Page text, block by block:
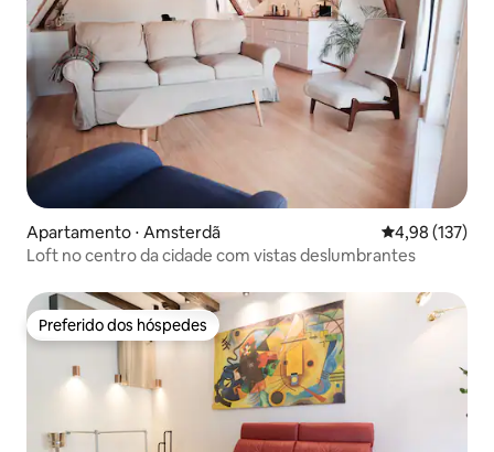
Apartamento ⋅ Amsterdã 4,98 de uma
4,98 (137)
Loft no centro da cidade com vistas deslumbrantes
Preferido dos hóspedes
Preferido dos hóspedes